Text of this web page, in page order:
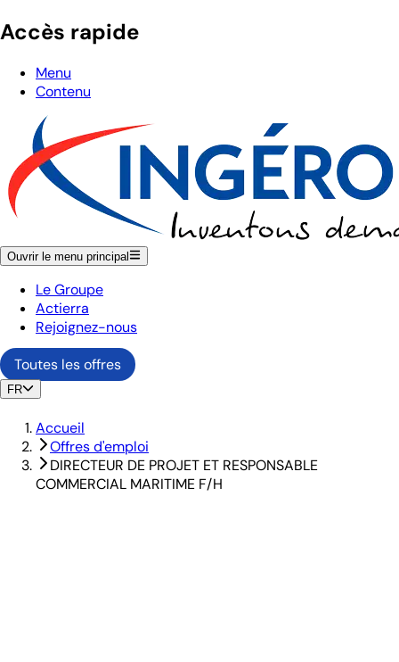
Accès rapide
Menu
Contenu
Ouvrir le menu principal
Le Groupe
Actierra
Rejoignez-nous
Toutes les offres
FR
Accueil
Offres d'emploi
DIRECTEUR DE PROJET ET RESPONSABLE
COMMERCIAL MARITIME F/H